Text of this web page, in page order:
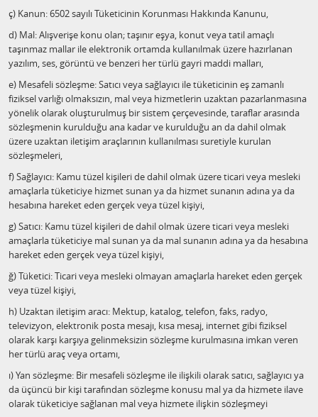
ç) Kanun: 6502 sayılı Tüketicinin Korunması Hakkında Kanunu,
d) Mal: Alışverişe konu olan; taşınır eşya, konut veya tatil amaçlı
taşınmaz mallar ile elektronik ortamda kullanılmak üzere hazırlanan
yazılım, ses, görüntü ve benzeri her türlü gayri maddi malları,
e) Mesafeli sözleşme: Satıcı veya sağlayıcı ile tüketicinin eş zamanlı
fiziksel varlığı olmaksızın, mal veya hizmetlerin uzaktan pazarlanmasına
yönelik olarak oluşturulmuş bir sistem çerçevesinde, taraflar arasında
sözleşmenin kurulduğu ana kadar ve kurulduğu an da dahil olmak
üzere uzaktan iletişim araçlarının kullanılması suretiyle kurulan
sözleşmeleri,
f) Sağlayıcı: Kamu tüzel kişileri de dahil olmak üzere ticari veya mesleki
amaçlarla tüketiciye hizmet sunan ya da hizmet sunanın adına ya da
hesabına hareket eden gerçek veya tüzel kişiyi,
g) Satıcı: Kamu tüzel kişileri de dahil olmak üzere ticari veya mesleki
amaçlarla tüketiciye mal sunan ya da mal sunanın adına ya da hesabına
hareket eden gerçek veya tüzel kişiyi,
ğ) Tüketici: Ticari veya mesleki olmayan amaçlarla hareket eden gerçek
veya tüzel kişiyi,
h) Uzaktan iletişim aracı: Mektup, katalog, telefon, faks, radyo,
televizyon, elektronik posta mesajı, kısa mesaj, internet gibi fiziksel
olarak karşı karşıya gelinmeksizin sözleşme kurulmasına imkan veren
her türlü araç veya ortamı,
ı) Yan sözleşme: Bir mesafeli sözleşme ile ilişkili olarak satıcı, sağlayıcı ya
da üçüncü bir kişi tarafından sözleşme konusu mal ya da hizmete ilave
olarak tüketiciye sağlanan mal veya hizmete ilişkin sözleşmeyi